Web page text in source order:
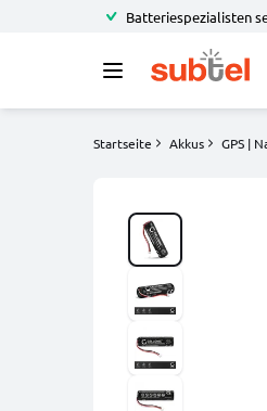
Batteriespezialisten
Startseite Akkus GPS |